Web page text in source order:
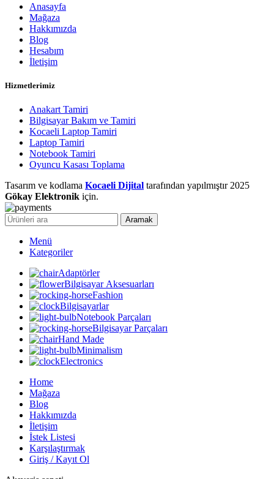
Anasayfa
Mağaza
Hakkımızda
Blog
Hesabım
İletişim
Hizmetlerimiz
Anakart Tamiri
Bilgisayar Bakım ve Tamiri
Kocaeli Laptop Tamiri
Laptop Tamiri
Notebook Tamiri
Oyuncu Kasası Toplama
Tasarım ve kodlama Kocaeli Dijital tarafından yapılmıştır 2025
Gökay Elektronik için.
Aramak
Menü
Kategoriler
Adaptörler
Bilgisayar Aksesuarları
Fashion
Bilgisayarlar
Notebook Parçaları
Bilgisayar Parçaları
Hand Made
Minimalism
Electronics
Home
Mağaza
Blog
Hakkımızda
İletişim
İstek Listesi
Karşılaştırmak
Giriş / Kayıt Ol